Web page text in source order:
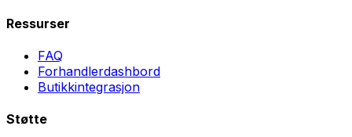
Ressurser
FAQ
Forhandlerdashbord
Butikkintegrasjon
Støtte